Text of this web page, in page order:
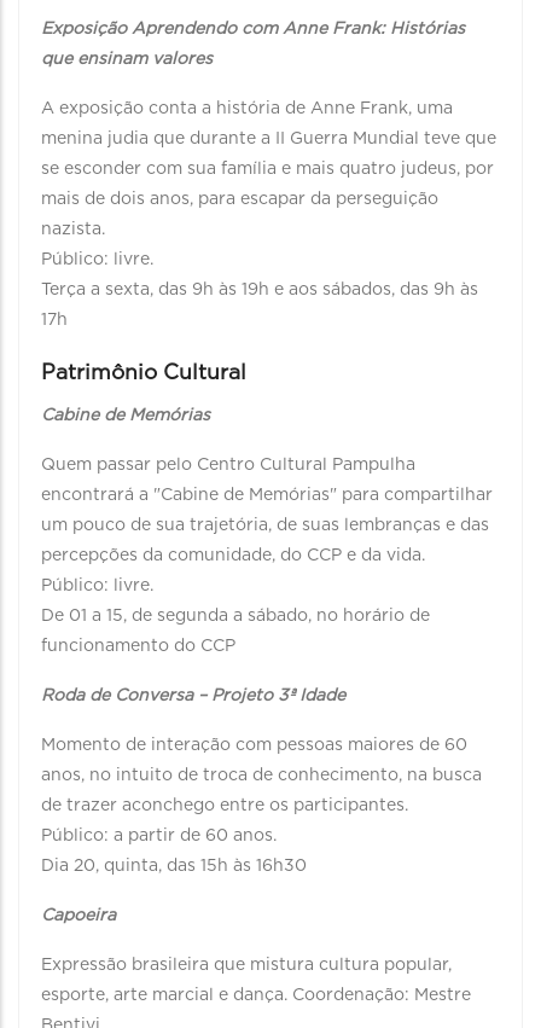
Exposição Aprendendo com Anne Frank: Histórias
que ensinam valores
A exposição conta a história de Anne Frank, uma
menina judia que durante a II Guerra Mundial teve que
se esconder com sua família e mais quatro judeus, por
mais de dois anos, para escapar da perseguição
nazista.
Público: livre.
Terça a sexta, das 9h às 19h e aos sábados, das 9h às
17h
Patrimônio Cultural
Cabine de Memórias
Quem passar pelo Centro Cultural Pampulha
encontrará a "Cabine de Memórias" para compartilhar
um pouco de sua trajetória, de suas lembranças e das
percepções da comunidade, do CCP e da vida.
Público: livre.
De 01 a 15, de segunda a sábado, no horário de
funcionamento do CCP
Roda de Conversa – Projeto 3ª Idade
Momento de interação com pessoas maiores de 60
anos, no intuito de troca de conhecimento, na busca
de trazer aconchego entre os participantes.
Público: a partir de 60 anos.
Dia 20, quinta, das 15h às 16h30
Capoeira
Expressão brasileira que mistura cultura popular,
esporte, arte marcial e dança. Coordenação: Mestre